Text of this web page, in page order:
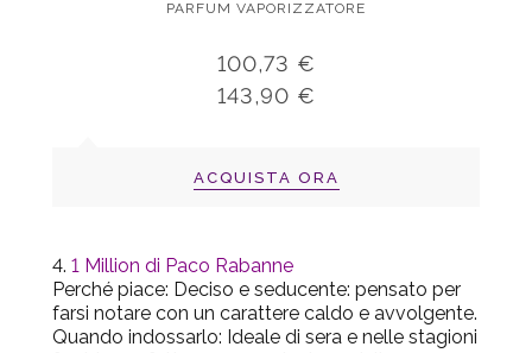
PARFUM VAPORIZZATORE
100,73 €
143,90 €
ACQUISTA ORA
1 Million di Paco Rabanne
Perché piace: Deciso e seducente: pensato per
farsi notare con un carattere caldo e avvolgente.
Quando indossarlo: Ideale di sera e nelle stagioni